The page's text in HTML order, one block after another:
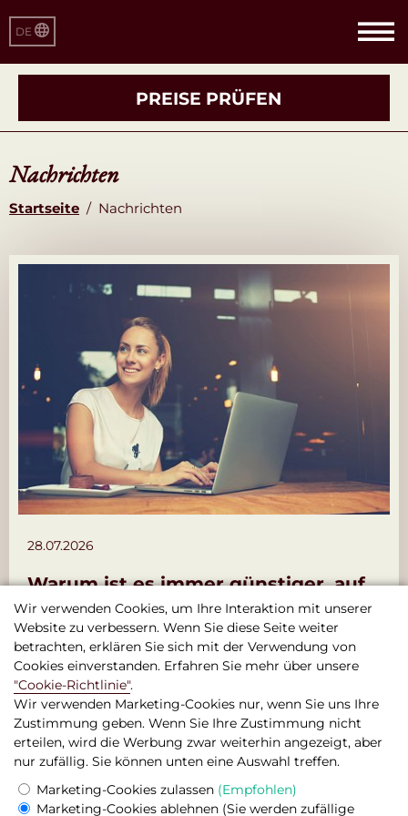
PREISE PRÜFEN
DE
Nachrichten
Startseite / Nachrichten
28.07.2026
Warum ist es immer günstiger, auf
der offiziellen Website zu buchen
als auf anderen Websites?
Mehr
© 2026 Offizielle Website
Rechtliche Hinweise & Bedingungen
Wir verwenden Cookies, um Ihre Interaktion mit unserer
Website zu verbessern. Wenn Sie diese Seite weiter
betrachten, erklären Sie sich mit der Verwendung von
Cookies einverstanden. Erfahren Sie mehr über unsere
"Cookie-Richtlinie".
Wir verwenden Marketing-Cookies nur, wenn Sie uns Ihre
Zustimmung geben. Wenn Sie Ihre Zustimmung nicht
erteilen, wird die Werbung zwar weiterhin angezeigt, aber
nur zufällig. Sie können unten eine Auswahl treffen.
Marketing-Cookies zulassen (Empfohlen)
Marketing-Cookies ablehnen (Sie werden zufällige